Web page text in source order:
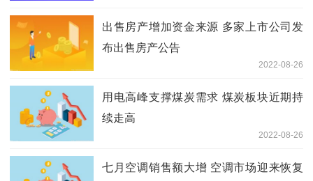
出售房产增加资金来源 多家上市公司发
布出售房产公告
2022-08-26
用电高峰支撑煤炭需求 煤炭板块近期持
续走高
2022-08-26
七月空调销售额大增 空调市场迎来恢复